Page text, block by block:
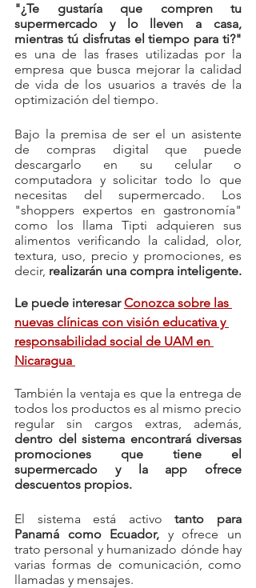
"¿Te gustaría que compren tu
supermercado y lo lleven a casa,
mientras tú disfrutas el tiempo para ti?"
es una de las frases utilizadas por la
empresa que busca mejorar la calidad
de vida de los usuarios a través de la
optimización del tiempo.
Bajo la premisa de ser el un asistente
de compras digital que puede
descargarlo en su celular o
computadora y solicitar todo lo que
necesitas del supermercado. Los
"shoppers expertos en gastronomía"
como los llama Tipti adquieren sus
alimentos verificando la calidad, olor,
textura, uso, precio y promociones, es
decir, realizarán una compra inteligente.
Le puede interesar Conozca sobre las
nuevas clínicas con visión educativa y
responsabilidad social de UAM en
Nicaragua
También la ventaja es que la entrega de
todos los productos es al mismo precio
dentro del sistema encontrará diversas
promociones que tiene el
supermercado y la app ofrece
descuentos propios.
El sistema está activo tanto para
Panamá como Ecuador, y ofrece un
trato personal y humanizado dónde hay
varias formas de comunicación, como
llamadas y mensajes.